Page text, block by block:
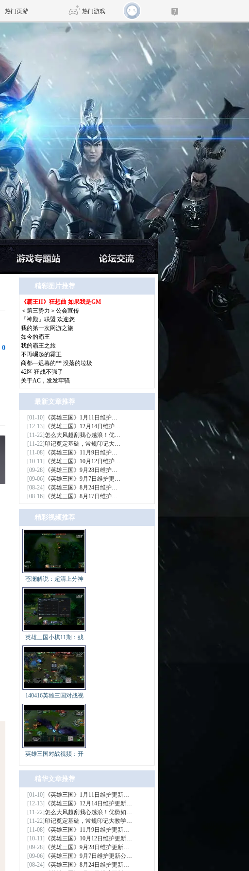
热门页游 热门游戏
天堂 剑网3旗舰版 新天龙八部
王权与自由 诛仙世界 新仙侠5
0
精彩图片推荐
更多>
《霸王II》狂想曲 如果我是GM
＜第三势力＞公会宣传
『神殿』联盟 欢迎您
我的第一次网游之旅
如今的霸王
我的霸王之旅
不再崛起的霸王
商都—迟暮的** 没落的垃圾
42区 狂战不强了
关于AC，发发牢骚
最新文章推荐
更多>[01-10]
《英雄三国》1月11日维护…
[12-13]
《英雄三国》12月14日维护…
[11-22]怎么大风越刮我心越浪！优…
[11-22]印记奠定基础，常规印记大…
[11-08]
《英雄三国》11月9日维护…
[10-11]
《英雄三国》10月12日维护…
[09-28]
《英雄三国》9月28日维护…
[09-06]
《英雄三国》9月7日维护更…
[08-24]
《英雄三国》8月24日维护…
[08-16]
《英雄三国》8月17日维护…
精彩视频推荐
更多>
苍澜解说：超清上分神
英雄三国小棋11期：残
140416英雄三国对战视
英雄三国对战视频：开
精华文章推荐
更多>[01-10]
《英雄三国》1月11日维护更新…
[12-13]
《英雄三国》12月14日维护更新…
[11-22]怎么大风越刮我心越浪！优势如…
[11-22]印记奠定基础，常规印记大教学…
[11-08]
《英雄三国》11月9日维护更新…
[10-11]
《英雄三国》10月12日维护更新…
[09-28]
《英雄三国》9月28日维护更新…
[09-06]
《英雄三国》9月7日维护更新公…
[08-24]
《英雄三国》8月24日维护更新…